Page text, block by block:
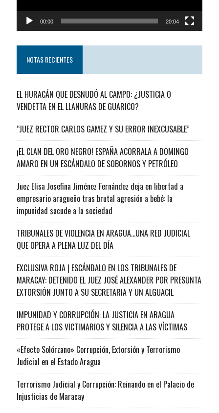
00:00 20:04
NOTAS RECIENTES
EL HURACÁN QUE DESNUDÓ AL CAMPO: ¿JUSTICIA O
VENDETTA EN EL LLANURAS DE GUARICO?
“JUEZ RECTOR CARLOS GAMEZ Y SU ERROR INEXCUSABLE”
¡EL CLAN DEL ORO NEGRO! ESPAÑA ACORRALA A DOMINGO
AMARO EN UN ESCÁNDALO DE SOBORNOS Y PETRÓLEO
Juez Elisa Josefina Jiménez Fernández deja en libertad a
empresario aragueño tras brutal agresión a bebé: la
impunidad sacude a la sociedad
TRIBUNALES DE VIOLENCIA EN ARAGUA…UNA RED JUDICIAL
QUE OPERA A PLENA LUZ DEL DÍA
EXCLUSIVA ROJA | ESCÁNDALO EN LOS TRIBUNALES DE
MARACAY: DETENIDO EL JUEZ JOSÉ ALEXANDER POR PRESUNTA
EXTORSIÓN JUNTO A SU SECRETARIA Y UN ALGUACIL
IMPUNIDAD Y CORRUPCIÓN: LA JUSTICIA EN ARAGUA
PROTEGE A LOS VICTIMARIOS Y SILENCIA A LAS VÍCTIMAS
«Efecto Solórzano» Corrupción, Extorsión y Terrorismo
Judicial en el Estado Aragua
Terrorismo Judicial y Corrupción: Reinando en el Palacio de
Injusticias de Maracay